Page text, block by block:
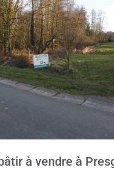
à vendre à